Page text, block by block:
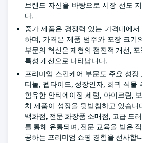
브랜드 자산을 바탕으로 시장 선도
다.
중가 제품은 경쟁력 있는 가격대에
하며, 가격은 제품 범주와 포장 크기
부문의 혁신은 제형의 점진적 개선,
특성 개선으로 나타납니다.
프리미엄 스킨케어 부문도 주요 성장
티놀, 펩타이드, 성장인자, 희귀 식물
함유한 안티에이징 세럼, 아이크림,
치 제품이 성장을 뒷받침하고 있습니
백화점, 전문 화장품 소매점, 고급 드
를 통해 유통되며, 전문 교육을 받은
공하는 프리미엄 쇼핑 경험을 선사합